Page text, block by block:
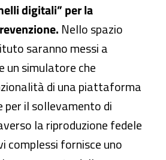
digitali” per la
Nello spazio
saranno messi a
un simulatore che
di una piattaforma
per il sollevamento di
la riproduzione fedele
complessi fornisce uno